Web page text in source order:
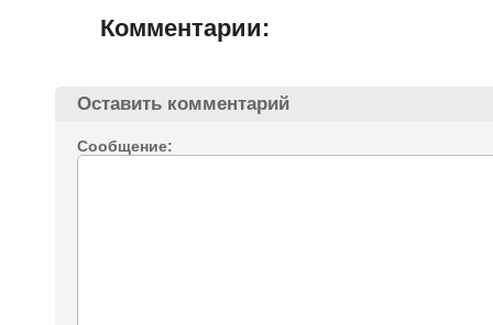
Комментарии:
Оставить комментарий
Сообщение: